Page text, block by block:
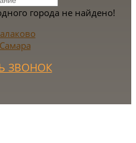
города не найдено!
Самара
ЗВОНОК